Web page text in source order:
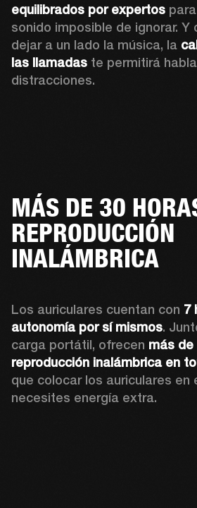
equilibrados por expertos
sonido imposible de ignorar. Y
dejar a un lado la música, la
las llamadas te permitirá
distracciones.
MÁS DE 30
REPRODUCCIÓN
INALÁMBRICA
Los auriculares cuentan con 7
autonomía por sí mismos.
carga portátil, ofrecen más de
reproducción inalámbrica en
que colocar los auriculares en
necesites energía extra.